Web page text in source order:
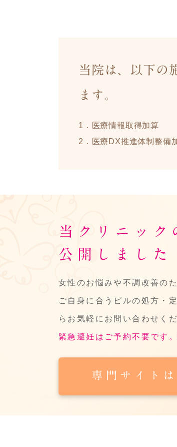
当院は、以下の
ます。
1．医療情報取得加算
2．医療DX推進体制整備
当クリニック
公開しました
女性のお悩みや不調改善の
ご自身に合うピルの処方・
らお気軽にお問い合わせくだ
緊急避妊はご予約不要です
専門サイトは